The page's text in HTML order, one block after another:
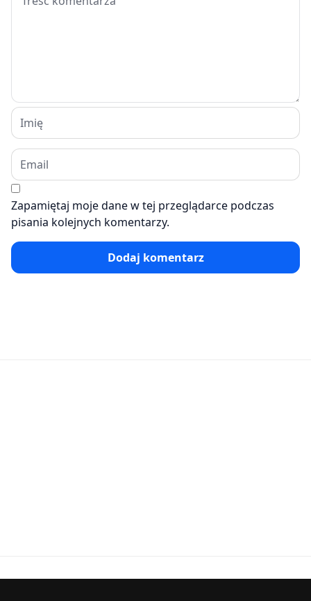
Zapamiętaj moje dane w tej przeglądarce podczas
pisania kolejnych komentarzy.
Dodaj komentarz